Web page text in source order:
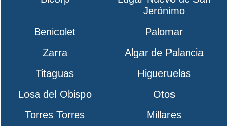
Jerónimo
Benicolet
Palomar
Zarra
Algar de Palancia
Titaguas
Higueruelas
Losa del Obispo
Otos
Torres Torres
Millares